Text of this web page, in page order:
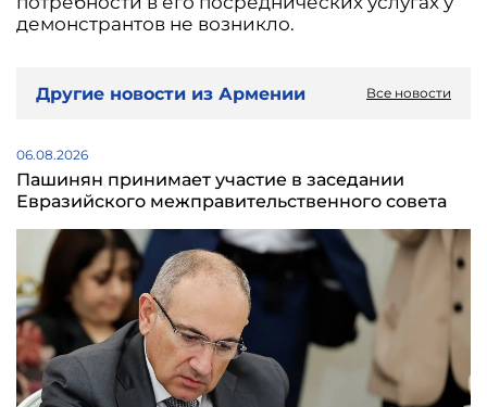
демонстрантов не возникло.
Другие новости из Армении Все новости
06.08.2026
Пашинян принимает участие в заседании
Евразийского межправительственного совета